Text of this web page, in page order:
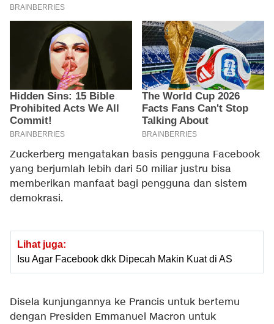
Zuckerberg mengatakan basis pengguna Facebook
yang berjumlah lebih dari 50 miliar justru bisa
memberikan manfaat bagi pengguna dan sistem
demokrasi.
Lihat juga:
Isu Agar Facebook dkk Dipecah Makin Kuat di AS
Disela kunjungannya ke Prancis untuk bertemu
dengan Presiden Emmanuel Macron untuk